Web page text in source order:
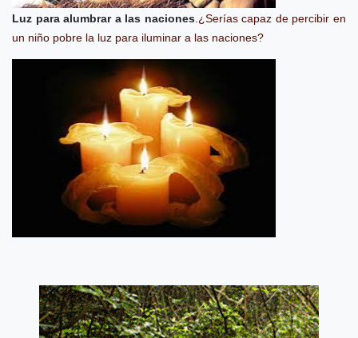
Luz para alumbrar a las naciones. ¿Serías capaz de percibir en
un niño pobre la luz para iluminar a las naciones?